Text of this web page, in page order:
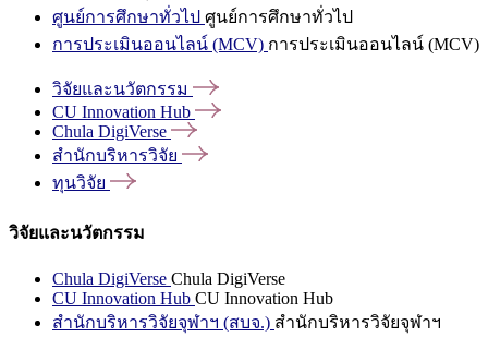
ศูนย์การศึกษาทั่วไป ศูนย์การศึกษาทั่วไป
การประเมินออนไลน์ (MCV) การประเมินออนไลน์ (MCV)
วิจัยและนวัตกรรม
CU Innovation Hub
Chula DigiVerse
สำนักบริหารวิจัย
ทุนวิจัย
วิจัยและนวัตกรรม
Chula DigiVerse Chula DigiVerse
CU Innovation Hub CU Innovation Hub
สำนักบริหารวิจัยจุฬาฯ (สบจ.) สำนักบริหารวิจัยจุฬาฯ